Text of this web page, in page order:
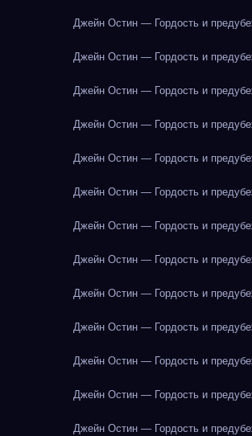
Джейн Остин — Гордость и
Джейн Остин — Гордость и
Джейн Остин — Гордость и
Джейн Остин — Гордость и
Джейн Остин — Гордость и
Джейн Остин — Гордость и
Джейн Остин — Гордость и
Джейн Остин — Гордость и
Джейн Остин — Гордость и
Джейн Остин — Гордость и
Джейн Остин — Гордость и
Джейн Остин — Гордость и
Джейн Остин — Гордость и